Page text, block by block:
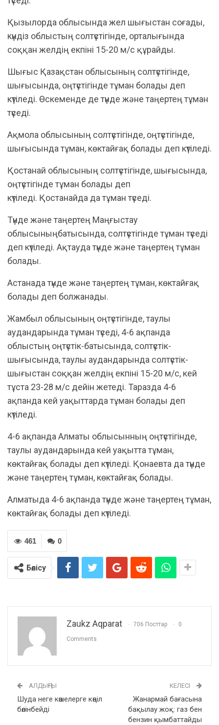
Қызылорда облысында жел шығыстан соғады,
күндіз облыстың солтүстігінде, орталығында
соққан желдің екпіні 15-20 м/с құрайды.
Шығыс Қазақстан облысының солтүстігінде,
шығысында, оңтүстігінде тұман болады деп
күтіледі. Өскеменде де түнде және таңертең тұман
түседі.
Ақмола облысының солтүстігінде, оңтүстігінде,
шығысында тұман, көктайғақ болады деп күтіледі.
Қостанай облысының солтүстігінде, шығысында,
оңтүстігінде тұман болады деп
күтіледі. Қостанайда да тұман түседі.
Түнде және таңертең Маңғыстау
облысыныңбатысында, солтүстігінде тұман түседі
деп күтіледі. Ақтауда түнде және таңертең тұман
болады.
Астанада түнде және таңертең тұман, көктайғақ
болады деп болжанады.
Жамбыл облысының оңтүстігінде, таулы
аудандарында тұман түседі, 4-6 ақпанда
облыстың оңтүстік-батысында, солтүстік-
шығысында, таулы аудандарында солтүстік-
шығыстан соққан желдің екпіні 15-20 м/с, кей
тұста 23-28 м/с дейін жетеді. Таразда 4-6
ақпанда кей уақыттарда тұман болады деп
күтіледі.
4-6 ақпанда Алматы облысынның оңтүстігінде,
таулы аудандарында кей уақытта тұман,
көктайғақ болады деп күтіледі. Қонаевта да түнде
және таңертең тұман, көктайғақ болады.
Алматыда 4-6 ақпанда түнде және таңертең тұман,
көктайғақ болады деп күтіледі.
0
461
Бөлісу
Zaukz Aqparat 706 Посттар 0
Comments
АЛДЫҢҒЫ
Шуда неге көшелерге көңіл
бөлінбейді
КЕЛЕСІ
Жанармай бағасына
бақылау жоқ: газ бен
бензин қымбаттайды